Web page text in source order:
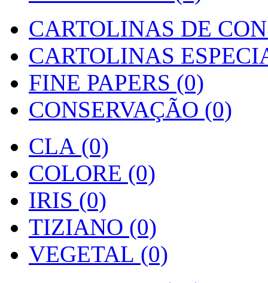
CARTOLINAS DE
CARTOLINAS
FINE PAPERS (0)
CONSERVAÇÃO (0)
CLA (0)
COLORE (0)
IRIS (0)
TIZIANO (0)
VEGETAL (0)